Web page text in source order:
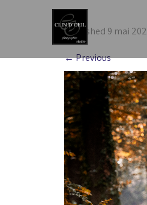
Published 9 mai
←Previous